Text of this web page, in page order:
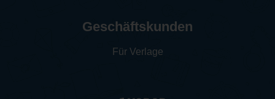
Geschäftskunden
Für Verlage